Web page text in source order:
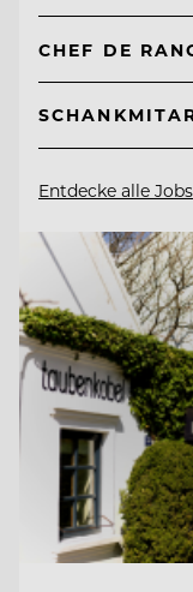
CHEF DE
Entdecke alle Jobs